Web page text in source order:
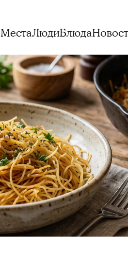
МестаЛюдиБлюда